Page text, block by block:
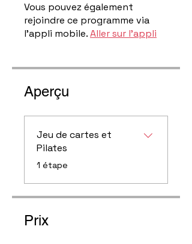
Vous pouvez également
rejoindre ce programme via
l'appli mobile.Aller sur l'appli
Aperçu
Jeu de cartes et
Pilates
.1 étape
Prix